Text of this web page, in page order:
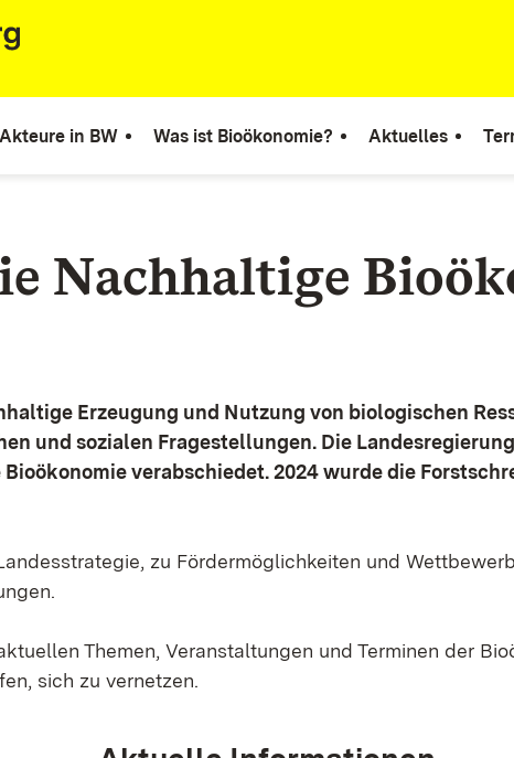
Akteure in BW Was ist Bioökonomie? Aktuelles
Nachhaltige
Erzeugung und Nutzung von biologischen
und sozialen Fragestellungen. Die
verabschiedet. 2024 wurde die
zu Fördermöglichkeiten und
Themen, Veranstaltungen und Terminen der
sich zu vernetzen.